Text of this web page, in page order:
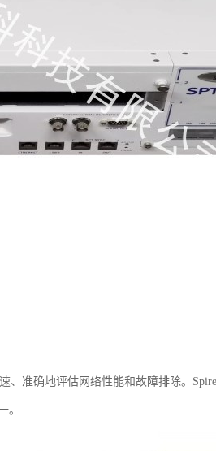
准确地评估网络性能和故障排除。
。